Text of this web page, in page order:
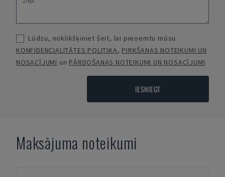
Lūdzu, noklikšķiniet šeit, lai pieņemtu mūsu
KONFIDENCIALITĀTES POLITIKA, PIRKŠANAS NOTEIKUMI UN
NOSACĪJUMI un PĀRDOŠANAS NOTEIKUMI UN NOSACĪJUMI
IESNIEGT
Maksājuma noteikumi